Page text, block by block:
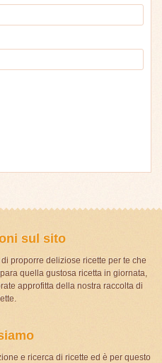
sul sito
proporre deliziose ricette per te che
quella gustosa ricetta in giornata,
approfitta della nostra raccolta di
e ricerca di ricette ed è per questo